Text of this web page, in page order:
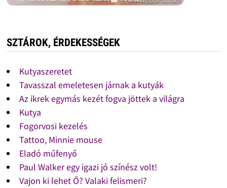
SZTÁROK, ÉRDEKESSÉGEK
Kutyaszeretet
Tavasszal emeletesen járnak a kutyák
Az ikrek egymás kezét fogva jöttek a világra
Kutya
Fogorvosi kezelés
Tattoo, Minnie mouse
Eladó műfenyő
Paul Walker egy igazi jó színész volt!
Vajon ki lehet Ő? Valaki felismeri?